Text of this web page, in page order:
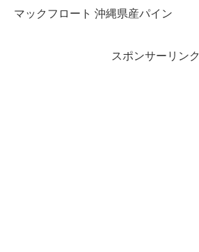
マックフロート 沖縄県産パイン
スポンサーリンク